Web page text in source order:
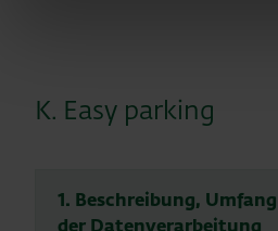
K. Easy parking
1. Beschreibung,
der Datenverarbeitung